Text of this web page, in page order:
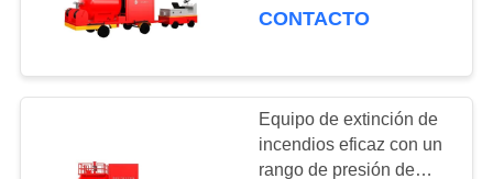
Boca de incendios
GNL en alta demanda
CONTACTO
Equipo de extinción de
incendios eficaz con un
rango de presión de